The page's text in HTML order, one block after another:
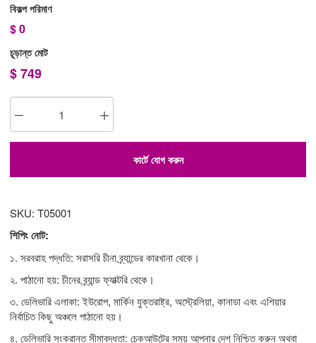
বিকল্প পরিমাণ
$0
চূড়ান্ত মোট
$749
কার্টে যোগ করুন
SKU: T05001
শিপিং নোট:
১. সরবরাহ পদ্ধতি: সরাসরি চীনা ব্র্যান্ডের কারখানা থেকে।
২. পাঠানো হয়: চীনের ব্র্যান্ড ফ্যাক্টরি থেকে।
৩. ডেলিভারি এলাকা: ইউরোপ, মার্কিন যুক্তরাষ্ট্র, অস্ট্রেলিয়া, কানাডা এবং এশিয়ার
নির্বাচিত কিছু অঞ্চলে পাঠানো হয়।
৪. ডেলিভারি সংক্রান্ত সীমাবদ্ধতা: চেকআউটের সময় আপনার দেশ নিশ্চিত করুন অথবা